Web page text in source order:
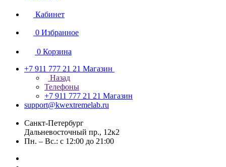
Кабинет
0 Избранное
0 Корзина
+7 911 777 21 21 Магазин
Назад
Телефоны
+7 911 777 21 21 Магазин
support@kwextremelab.ru
Санкт-Петербург
Дальневосточный пр., 12к2
Пн. – Вс.: с 12:00 до 21:00